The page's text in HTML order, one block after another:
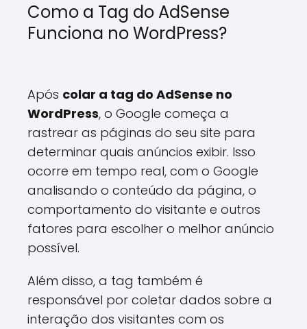
Como a Tag do AdSense
Funciona no WordPress?
Após colar a tag do AdSense no
WordPress, o Google começa a
rastrear as páginas do seu site para
determinar quais anúncios exibir. Isso
ocorre em tempo real, com o Google
analisando o conteúdo da página, o
comportamento do visitante e outros
fatores para escolher o melhor anúncio
possível.
Além disso, a tag também é
responsável por coletar dados sobre a
interação dos visitantes com os